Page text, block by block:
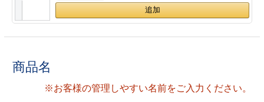
ィ・販促グッズ
＆盛り上げ印刷
イズ
型マル型印刷
ー印刷
印刷
印刷
水 木 金
土
14
15
21
22
30
商品名
※お客様の管理しやすい名前をご入力ください。